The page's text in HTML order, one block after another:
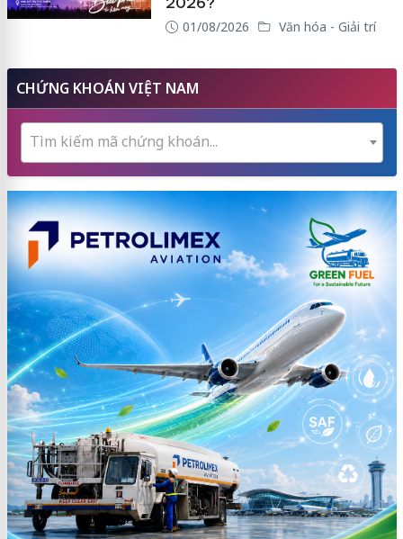
01/08/2026 Văn hóa - Giải trí
CHỨNG KHOÁN VIỆT NAM
Tìm kiếm mã chứng khoán...